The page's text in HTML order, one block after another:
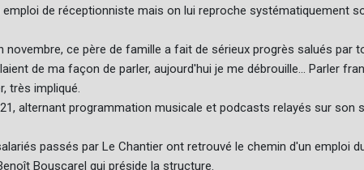
de réceptionniste mais on lui reproche systématiquement
novembre, ce père de famille a fait de sérieux progrès salués par
de ma façon de parler, aujourd'hui je me débrouille... Parler
très impliqué.
alternant programmation musicale et podcasts relayés sur son
passés par Le Chantier ont retrouvé le chemin d'un emploi
Bouscarel qui préside la structure.